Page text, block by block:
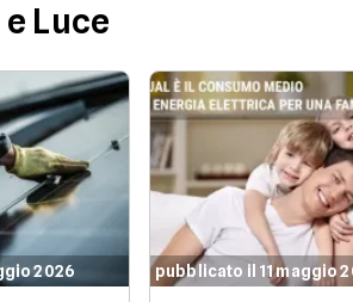
Luce
2026 pubblicato il 11 maggio